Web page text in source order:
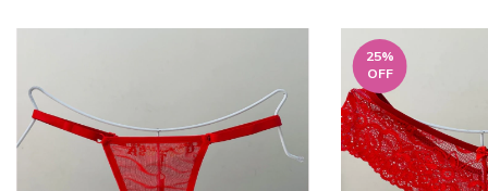
25%
OFF